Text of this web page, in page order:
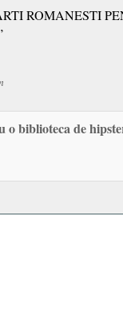
ROMANESTI
o biblioteca de